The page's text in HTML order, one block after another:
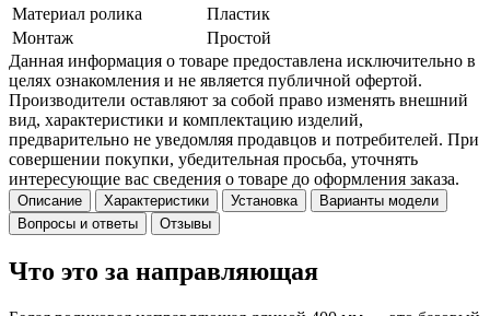
Материал ролика
Пластик
Монтаж
Простой
Данная информация о товаре предоставлена исключительно в
целях ознакомления и не является публичной офертой.
Производители оставляют за собой право изменять внешний
вид, характеристики и комплектацию изделий,
предварительно не уведомляя продавцов и потребителей. При
совершении покупки, убедительная просьба, уточнять
интересующие вас сведения о товаре до оформления заказа.
Описание Характеристики Установка
Варианты модели
Вопросы и ответы
Отзывы
Что это за направляющая